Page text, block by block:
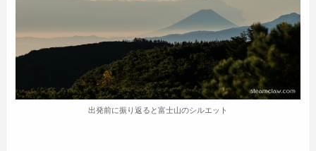
出発前に振り返ると富士山のシルエット